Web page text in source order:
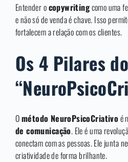
Entender ocopywritingcomo uma
e não só de venda é chave. Isso
fortalecem a relação com os clientes.
Os 4 Pilares
Ométodo NeuroPsicoCriativoé
de comunicação. Ele é uma
conectam com as pessoas. Ele junta
criatividade de forma brilhante.